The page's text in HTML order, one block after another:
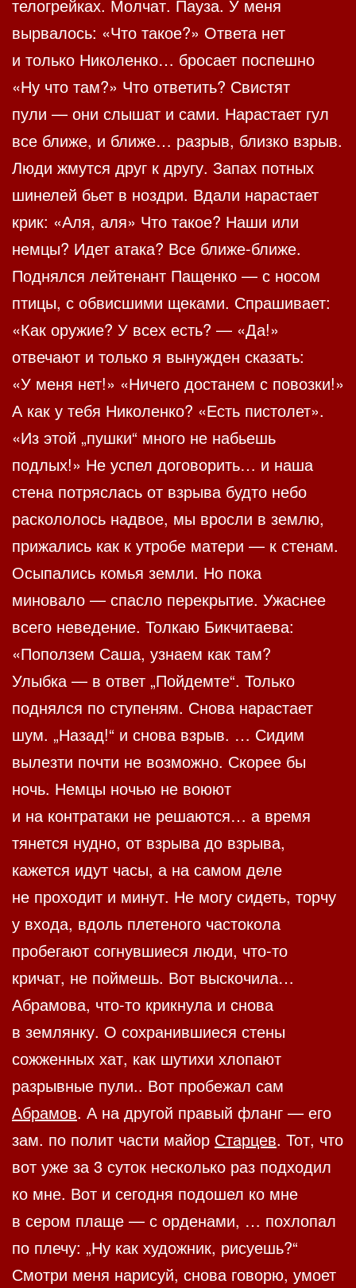
телогрейках. Молчат. Пауза. У меня
вырвалось: «Что такое?» Ответа нет
и только Николенко… бросает поспешно
«Ну что там?» Что ответить? Свистят
пули — они слышат и сами. Нарастает гул
все ближе, и ближе… разрыв, близко взрыв.
Люди жмутся друг к другу. Запах потных
шинелей бьет в ноздри. Вдали нарастает
крик: «Аля, аля» Что такое? Наши или
немцы? Идет атака? Все ближе-ближе.
Поднялся лейтенант Пащенко — с носом
птицы, с обвисшими щеками. Спрашивает:
«Как оружие? У всех есть? — «Да!»
отвечают и только я вынужден сказать:
«У меня нет!» «Ничего достанем с повозки!»
А как у тебя Николенко? «Есть пистолет».
«Из этой „пушки“ много не набьешь
подлых!» Не успел договорить… и наша
стена потряслась от взрыва будто небо
раскололось надвое, мы вросли в землю,
прижались как к утробе матери — к стенам.
Осыпались комья земли. Но пока
миновало — спасло перекрытие. Ужаснее
всего неведение. Толкаю Бикчитаева:
«Поползем Саша, узнаем как там?
Улыбка — в ответ „Пойдемте“. Только
поднялся по ступеням. Снова нарастает
шум. „Назад!“ и снова взрыв. … Сидим
вылезти почти не возможно. Скорее бы
ночь. Немцы ночью не воюют
и на контратаки не решаются… а время
тянется нудно, от взрыва до взрыва,
кажется идут часы, а на самом деле
не проходит и минут. Не могу сидеть, торчу
у входа, вдоль плетеного частокола
пробегают согнувшиеся люди, что-то
кричат, не поймешь. Вот выскочила…
Абрамова, что-то крикнула и снова
в землянку. О сохранившиеся стены
сожженных хат, как шутихи хлопают
разрывные пули.. Вот пробежал сам
Абрамов. А на другой правый фланг — его
зам. по полит части майор Старцев. Тот, что
вот уже за 3 суток несколько раз подходил
ко мне. Вот и сегодня подошел ко мне
в сером плаще — с орденами, … похлопал
по плечу: „Ну как художник, рисуешь?“
Смотри меня нарисуй, снова говорю, умоет